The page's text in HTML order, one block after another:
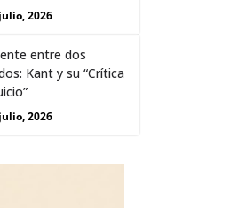
2026
entre dos
Kant y su “Crítica
2026